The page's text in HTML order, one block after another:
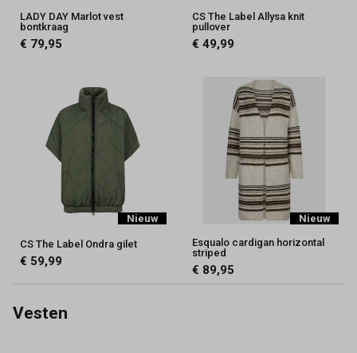
LADY DAY Marlot vest
bontkraag
€ 79,95
CS The Label Allysa knit
pullover
€ 49,99
Nieuw
CS The Label Ondra gilet
€ 59,99
Nieuw
Esqualo cardigan horizontal
striped
€ 89,95
Vesten